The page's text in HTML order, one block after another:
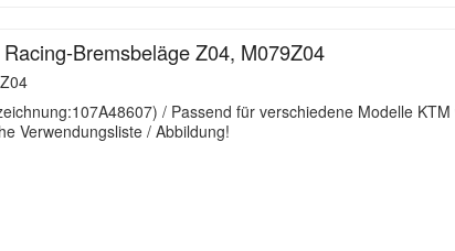
Bremsbeläge Z04, M079Z04
/ Passend für verschiedene Modelle
Verwendungsliste / Abbildung!